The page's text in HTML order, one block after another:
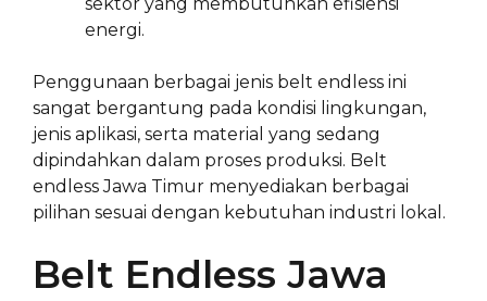
energi.
Penggunaan berbagai jenis belt endless ini
sangat bergantung pada kondisi lingkungan,
jenis aplikasi, serta material yang sedang
dipindahkan dalam proses produksi. Belt
endless Jawa Timur menyediakan berbagai
pilihan sesuai dengan kebutuhan industri lokal.
Belt Endless Jawa